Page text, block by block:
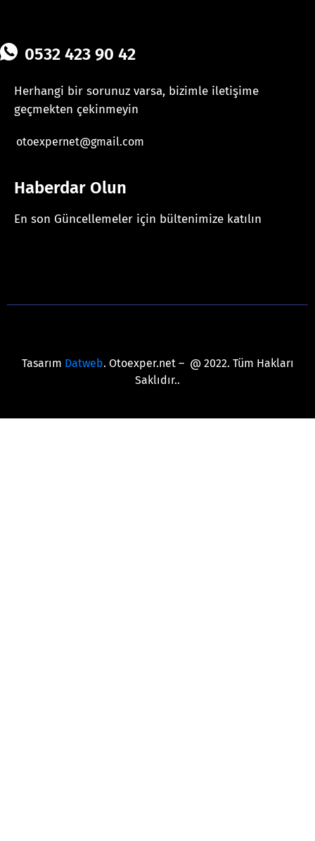
0532 423 90 42
Herhangi bir sorunuz varsa, bizimle iletişime
geçmekten çekinmeyin
otoexpernet@gmail.com
Haberdar Olun
En son Güncellemeler için bültenimize katılın
Tasarım Datweb. Otoexper.net – @ 2022. Tüm Hakları
Saklıdır..